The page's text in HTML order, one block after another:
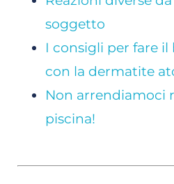
soggetto
I consigli per fare
con la dermatite
Non arrendiamoci
piscina!